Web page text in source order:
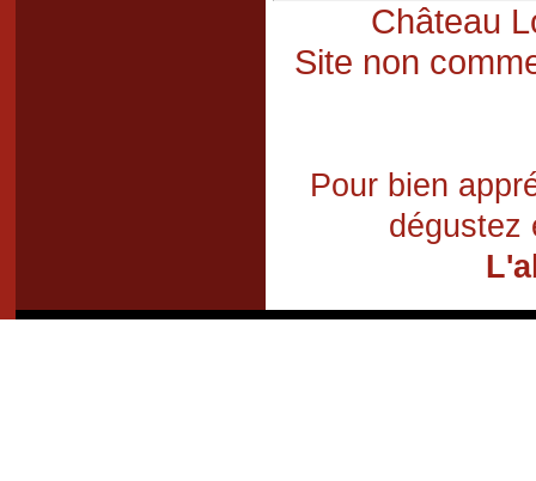
Château
Site non
Pour bien
dégustez